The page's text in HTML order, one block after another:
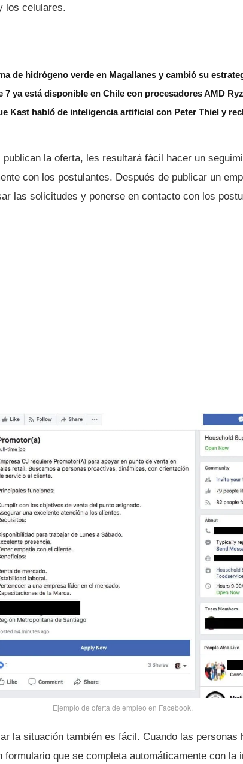
los celulares.
de hidrógeno verde en Magallanes y cambió su
7 ya está disponible en Chile con procesadores AMD
Kast habló de inteligencia artificial con Peter Thiel y
publican la oferta, les resultará fácil hacer un
con los postulantes. Después de publicar un
las solicitudes y ponerse en contacto con los
Ejemplo de oferta de empleo en Facebook.
la situación también es fácil. Cuando las personas
formulario que se completa automáticamente con la